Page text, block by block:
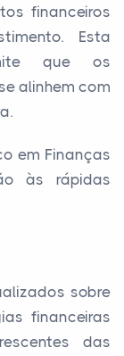
financeiros
Esta
que os
alinhem com
em Finanças
às rápidas
sobre
financeiras
das